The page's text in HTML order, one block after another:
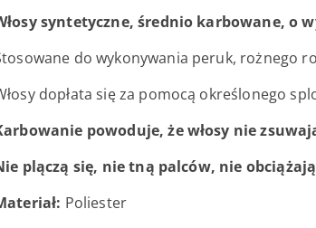
syntetyczne, średnio karbowane, o
do wykonywania peruk, rożnego
dopłata się za pomocą określonego
powoduje, że włosy nie
plączą się, nie tną palców, nie
Poliester